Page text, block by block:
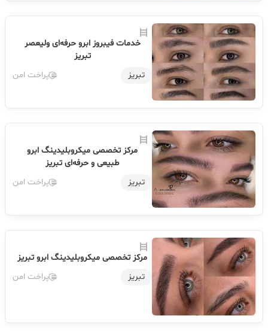
خدمات فیبروز ابرو حرفه‌ای ولیعصر
تبریز
تبریز
پراخت امن
مرکز تخصصی میکروبلیدینگ ابرو
طبیعی و حرفه‌ای تبریز
تبریز
پراخت امن
مرکز تخصصی میکروبلیدینگ ابرو تبریز
تبریز
پراخت امن